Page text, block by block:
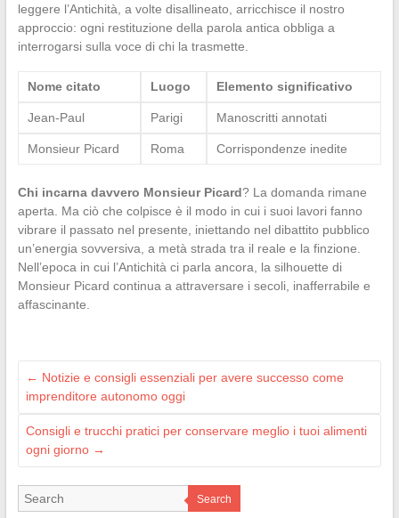
leggere l’Antichità, a volte disallineato, arricchisce il nostro
approccio: ogni restituzione della parola antica obbliga a
interrogarsi sulla voce di chi la trasmette.
Nome citato Luogo Elemento significativo
Jean-Paul Parigi Manoscritti annotati
Monsieur Picard Roma Corrispondenze inedite
Chi incarna davvero Monsieur Picard? La domanda rimane
aperta. Ma ciò che colpisce è il modo in cui i suoi lavori fanno
vibrare il passato nel presente, iniettando nel dibattito pubblico
un’energia sovversiva, a metà strada tra il reale e la finzione.
Nell’epoca in cui l’Antichità ci parla ancora, la silhouette di
Monsieur Picard continua a attraversare i secoli, inafferrabile e
affascinante.
← Notizie e consigli essenziali per avere successo come
imprenditore autonomo oggi
Consigli e trucchi pratici per conservare meglio i tuoi alimenti
ogni giorno →
Search